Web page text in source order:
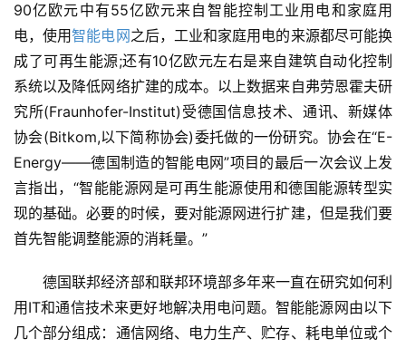
90亿欧元中有55亿欧元来自智能控制工业用电和家庭用
电，使用智能电网之后，工业和家庭用电的来源都尽可能换
成了可再生能源;还有10亿欧元左右是来自建筑自动化控制
系统以及降低网络扩建的成本。以上数据来自弗劳恩霍夫研
究所(Fraunhofer-Institut)受德国信息技术、通讯、新媒体
协会(Bitkom,以下简称协会)委托做的一份研究。协会在“E-
Energy――德国制造的智能电网”项目的最后一次会议上发
言指出，“智能能源网是可再生能源使用和德国能源转型实
现的基础。必要的时候，要对能源网进行扩建，但是我们要
首先智能调整能源的消耗量。”
德国联邦经济部和联邦环境部多年来一直在研究如何利
用IT和通信技术来更好地解决用电问题。智能能源网由以下
几个部分组成：通信网络、电力生产、贮存、耗电单位或个